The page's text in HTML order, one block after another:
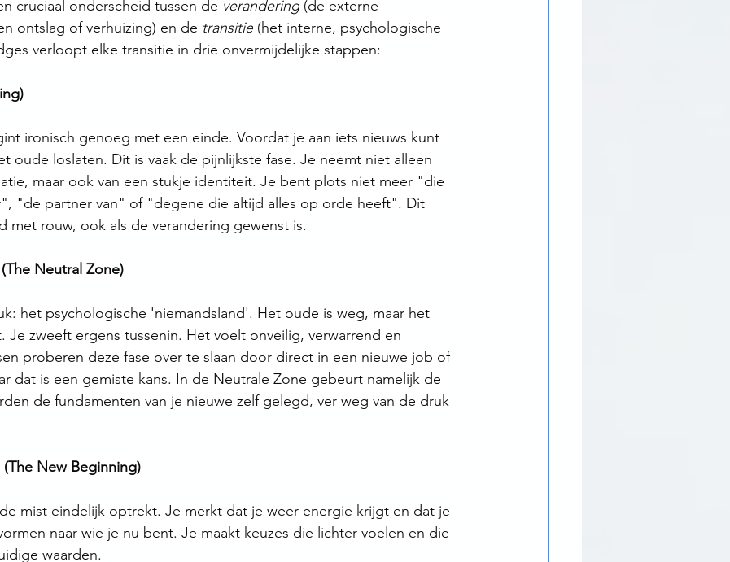
cruciaal onderscheid tussen de verandering (de externe
ontslag of verhuizing) en de transitie (het interne, psychologische
verloopt elke transitie in drie onvermijdelijke stappen:
ironisch genoeg met een einde. Voordat je aan iets nieuws kunt
oude loslaten. Dit is vaak de pijnlijkste fase. Je neemt niet alleen
maar ook van een stukje identiteit. Je bent plots niet meer "die
"de partner van" of "degene die altijd alles op orde heeft". Dit
met rouw, ook als de verandering gewenst is.
Neutral Zone)
het psychologische 'niemandsland'. Het oude is weg, maar het
Je zweeft ergens tussenin. Het voelt onveilig, verwarrend en
proberen deze fase over te slaan door direct in een nieuwe job of
dat is een gemiste kans. In de Neutrale Zone gebeurt namelijk de
de fundamenten van je nieuwe zelf gelegd, ver weg van de druk
New Beginning)
mist eindelijk optrekt. Je merkt dat je weer energie krijgt en dat je
naar wie je nu bent. Je maakt keuzes die lichter voelen en die
waarden.